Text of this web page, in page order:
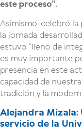
este proceso”.
Asimismo, celebró la
la jornada
estuvo “lleno de
es muy importante
presencia en este
capacidad de
tradición y la
Alejandra Mizala:
servicio de la